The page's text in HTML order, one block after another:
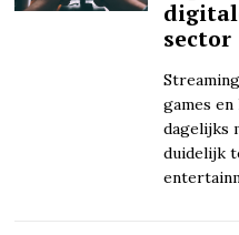
sector
games
dagelijks
duidelijk